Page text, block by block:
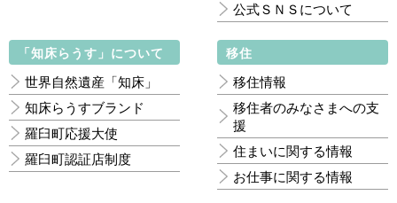
公式ＳＮＳについて
「知床らうす」について
世界自然遺産「知床」
知床らうすブランド
羅臼町応援大使
羅臼町認証店制度
移住
移住情報
移住者のみなさまへの支
援
住まいに関する情報
お仕事に関する情報